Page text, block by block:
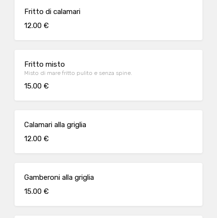
Fritto di calamari
12.00 €
Fritto misto
Misto di mare fritto pulito e senza spine.
15.00 €
Calamari alla griglia
12.00 €
Gamberoni alla griglia
15.00 €